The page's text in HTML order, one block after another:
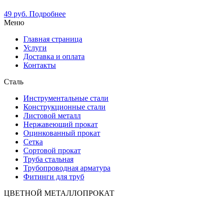
49 руб. Подробнее
Меню
Главная страница
Услуги
Доставка и оплата
Контакты
Сталь
Инструментальные стали
Конструкционные стали
Листовой металл
Нержавеющий прокат
Оцинкованный прокат
Сетка
Сортовой прокат
Труба стальная
Трубопроводная арматура
Фитинги для труб
ЦВЕТНОЙ МЕТАЛЛОПРОКАТ